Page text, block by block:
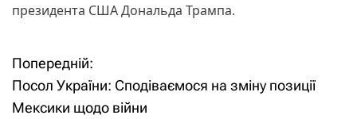
президента США Дональда Трампа.
Н
а
Попередній:
Посол України: Сподіваємося на зміну позиції
Мексики щодо війни